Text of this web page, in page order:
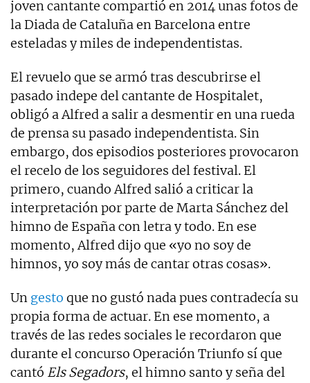
joven cantante compartió en 2014 unas fotos de
la Diada de Cataluña en Barcelona entre
esteladas y miles de independentistas.
El revuelo que se armó tras descubrirse el
pasado indepe del cantante de Hospitalet,
obligó a Alfred a salir a desmentir en una rueda
de prensa su pasado independentista. Sin
embargo, dos episodios posteriores provocaron
el recelo de los seguidores del festival. El
primero, cuando Alfred salió a criticar la
interpretación por parte de Marta Sánchez del
himno de España con letra y todo. En ese
momento, Alfred dijo que «yo no soy de
himnos, yo soy más de cantar otras cosas».
Un gesto que no gustó nada pues contradecía su
propia forma de actuar. En ese momento, a
través de las redes sociales le recordaron que
durante el concurso Operación Triunfo sí que
cantó Els Segadors, el himno santo y seña del